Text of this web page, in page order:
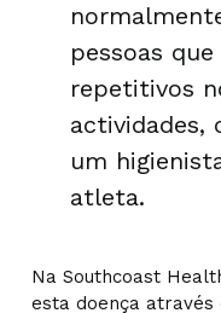
pessoas
repetitivos
actividades,
um
atleta.
Na Southcoast
esta doença através